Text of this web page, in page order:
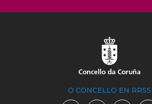
O CONCELLO EN RRSS